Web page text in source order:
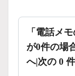
「電話メ
が0件の場
へ|次の 0